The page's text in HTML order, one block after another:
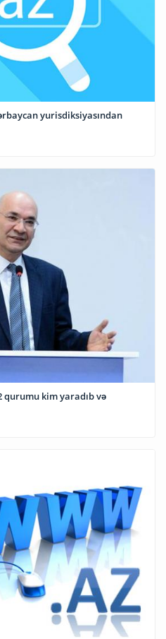
yurisdiksiyasından
qurumu kim yaradıb və